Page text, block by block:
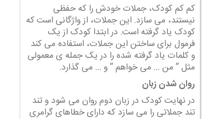
کم کم کودک، جملات خودش را که حفظی
نیستند، می سازد. این جملات، از واژگانی است که
کودک یاد گرفته است. در ابتدا کودک از یک
فرمول برای ساختن این جملات، استفاده می کند
و کلمات یاد گرفته شده را در یک جمله ی معمولی
مثل ” من … می خواهم ” و … می گذارد.
روان شدن زبان
در نهایت کودک در زبان دوم روان می شود و تند
تند جملاتی را می سازد که دارای خطاهای گرامری